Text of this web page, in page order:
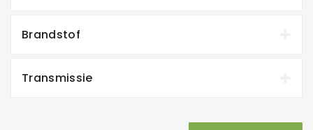
Brandstof
Transmissie